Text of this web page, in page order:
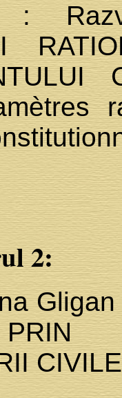
:
2: